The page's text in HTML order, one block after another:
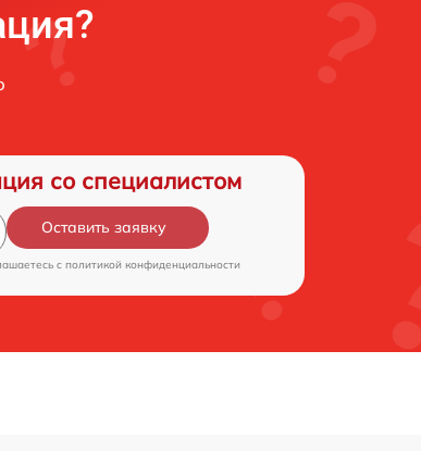
со специалистом
Оставить заявку
c политикой конфиденциальности